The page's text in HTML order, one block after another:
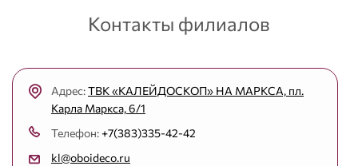
Контакты филиалов
Адрес:ТВК «КАЛЕЙДОСКОП» НА МАРКСА, пл.
Карла Маркса, 6/1
Телефон: +7(383)335-42-42
kl@oboideco.ru